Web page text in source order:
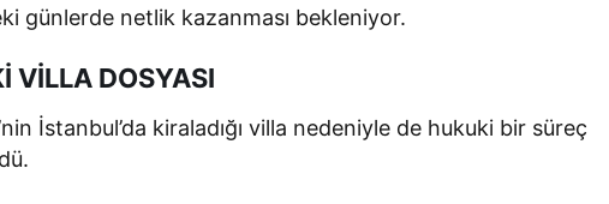
günlerde netlik kazanması bekleniyor.
VİLLA DOSYASI
İstanbul’da kiraladığı villa nedeniyle de hukuki bir süreç